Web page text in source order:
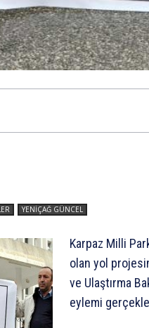
YENIÇAĞ GÜNCEL
Karpaz Milli
olan yol
ve Ulaştırma
eylemi